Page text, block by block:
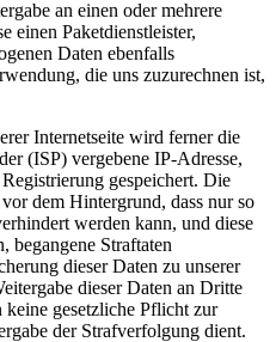
an einen oder mehrere
einen Paketdienstleister,
Daten ebenfalls
die uns zuzurechnen ist,
Internetseite wird ferner die
(ISP) vergebene IP-Adresse,
gespeichert. Die
dem Hintergrund, dass nur so
werden kann, und diese
begangene Straftaten
dieser Daten zu unserer
dieser Daten an Dritte
gesetzliche Pflicht zur
der Strafverfolgung dient.